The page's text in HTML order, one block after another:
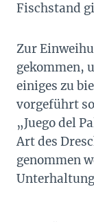
Fischstand
Zur
gekommen,
einiges zu
vorgeführt
„Juego del
Art des
genommen